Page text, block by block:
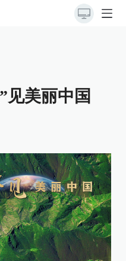
见美丽中国